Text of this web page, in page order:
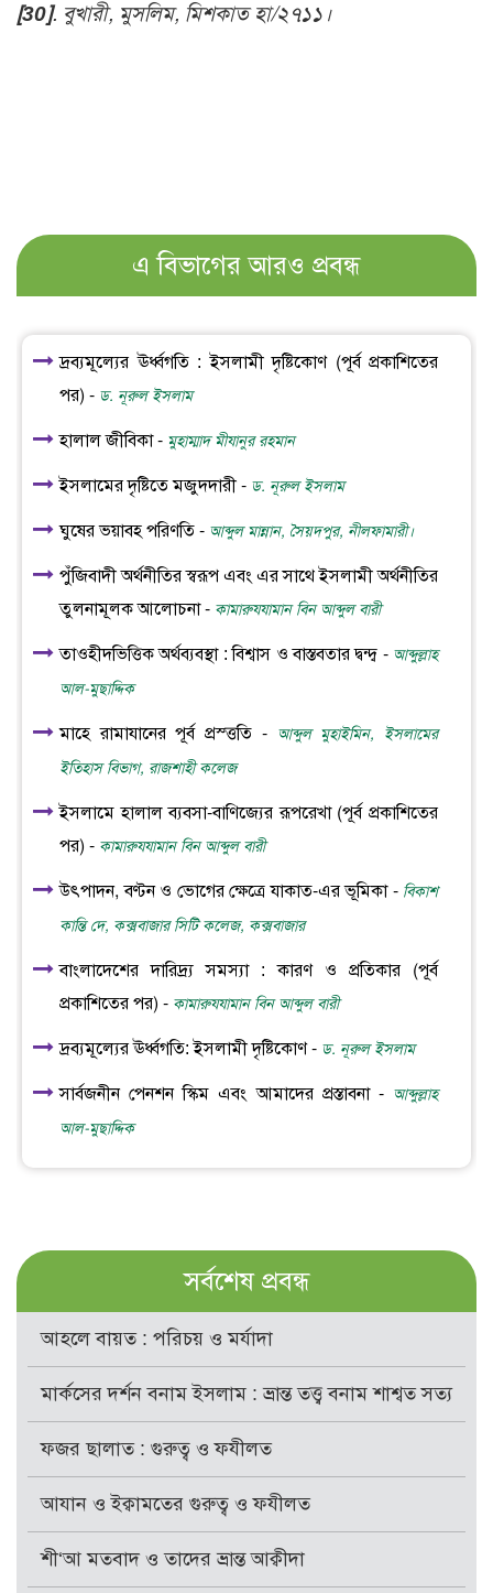
[30]. বুখারী, মুসলিম, মিশকাত হা/২৭১১।
এ বিভাগের আরও প্রবন্ধ
দ্রব্যমূল্যের ঊর্ধ্বগতি : ইসলামী দৃষ্টিকোণ (পূর্ব প্রকাশিতের
পর) - ড. নূরুল ইসলাম
হালাল জীবিকা - মুহাম্মাদ মীযানুর রহমান
ইসলামের দৃষ্টিতে মজুদদারী - ড. নূরুল ইসলাম
ঘুষের ভয়াবহ পরিণতি - আব্দুল মান্নান, সৈয়দপুর, নীলফামারী।
পুঁজিবাদী অর্থনীতির স্বরূপ এবং এর সাথে ইসলামী অর্থনীতির
তুলনামূলক আলোচনা - কামারুযযামান বিন আব্দুল বারী
তাওহীদভিত্তিক অর্থব্যবস্থা : বিশ্বাস ও বাস্তবতার দ্বন্দ্ব - আব্দুল্লাহ
আল-মুছাদ্দিক
মাহে রামাযানের পূর্ব প্রস্ত্ততি - আব্দুল মুহাইমিন, ইসলামের
ইতিহাস বিভাগ, রাজশাহী কলেজ
ইসলামে হালাল ব্যবসা-বাণিজ্যের রূপরেখা (পূর্ব প্রকাশিতের
পর) - কামারুযযামান বিন আব্দুল বারী
উৎপাদন, বণ্টন ও ভোগের ক্ষেত্রে যাকাত-এর ভূমিকা - বিকাশ
কান্তি দে, কক্সবাজার সিটি কলেজ, কক্সবাজার
বাংলাদেশের দারিদ্র্য সমস্যা : কারণ ও প্রতিকার (পূর্ব
প্রকাশিতের পর) - কামারুযযামান বিন আব্দুল বারী
দ্রব্যমূল্যের ঊর্ধ্বগতি: ইসলামী দৃষ্টিকোণ - ড. নূরুল ইসলাম
সার্বজনীন পেনশন স্কিম এবং আমাদের প্রস্তাবনা - আব্দুল্লাহ
আল-মুছাদ্দিক
সর্বশেষ প্রবন্ধ
আহলে বায়ত : পরিচয় ও মর্যাদা
মার্কসের দর্শন বনাম ইসলাম : ভ্রান্ত তত্ত্ব বনাম শাশ্বত সত্য
ফজর ছালাত : গুরুত্ব ও ফযীলত
আযান ও ইক্বামতের গুরুত্ব ও ফযীলত
শী‘আ মতবাদ ও তাদের ভ্রান্ত আক্বীদা